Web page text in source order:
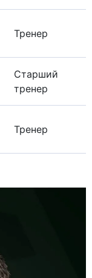
Тренер
Старший
тренер
Тренер